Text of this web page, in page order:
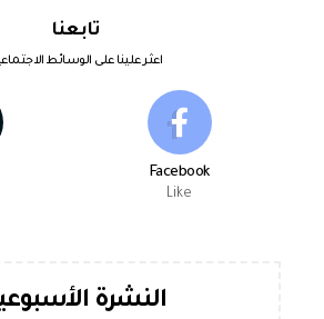
تابعنا
اعثر علينا على الوسائط
Facebook
Like
النشرة